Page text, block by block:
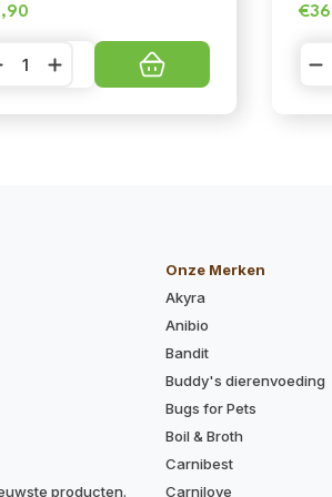
€
ball
producten.
Onze Merken
Akyra
Anibio
Bandit
Buddy's dierenvoeding
Bugs for Pets
Boil & Broth
Carnibest
Carnilove